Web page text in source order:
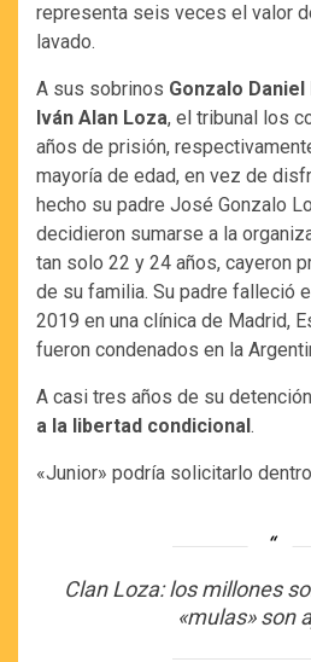
representa seis veces el valor
lavado.
A sus sobrinos Gonzalo Daniel
Iván Alan Loza, el tribunal los
años de prisión,
mayoría de edad, en vez de
hecho su padre José Gonzalo
decidieron sumarse a la
tan solo 22 y 24 años, cayeron
de su familia. Su padre falleció
2019 en una clínica de Madrid,
fueron condenados en la
A casi tres años de su
a la libertad condicional.
«Junior» podría solicitarlo
Clan Loza: los millones
«mulas» son